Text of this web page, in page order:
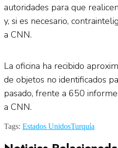
autoridades para que
y, si es necesario,
a CNN.
La oficina ha recibido
de objetos no identificados
pasado, frente a 650
a CNN.
Tags: Estados UnidosTurquía